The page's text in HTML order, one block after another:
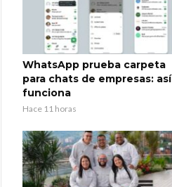
WhatsApp prueba carpeta
para chats de empresas: así
funciona
Hace 11 horas